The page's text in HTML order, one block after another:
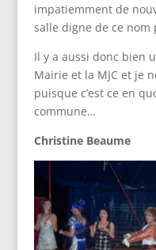
impatiemment de
salle digne de ce
Il y a aussi donc bien
Mairie et la MJC et je
puisque c’est ce en
commune…
Christine Beaume